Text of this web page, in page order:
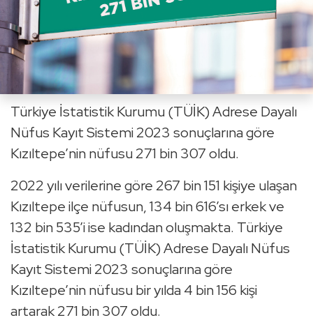
Türkiye İstatistik Kurumu (TÜİK) Adrese Dayalı
Nüfus Kayıt Sistemi 2023 sonuçlarına göre
Kızıltepe’nin nüfusu 271 bin 307 oldu.
2022 yılı verilerine göre 267 bin 151 kişiye ulaşan
Kızıltepe ilçe nüfusun, 134 bin 616’sı erkek ve
132 bin 535’i ise kadından oluşmakta. Türkiye
İstatistik Kurumu (TÜİK) Adrese Dayalı Nüfus
Kayıt Sistemi 2023 sonuçlarına göre
Kızıltepe’nin nüfusu bir yılda 4 bin 156 kişi
artarak 271 bin 307 oldu.